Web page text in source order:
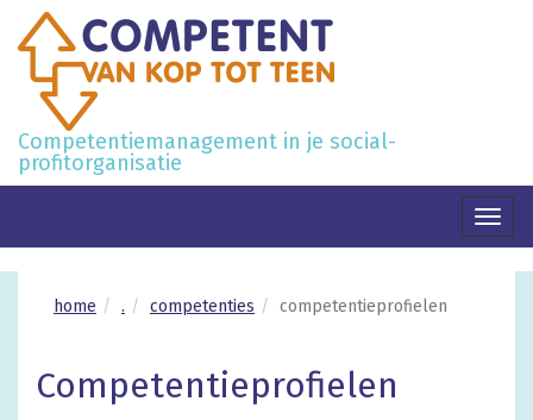
Competentiemanagement in je social-
profitorganisatie
home . competenties competentieprofielen
Competentieprofielen